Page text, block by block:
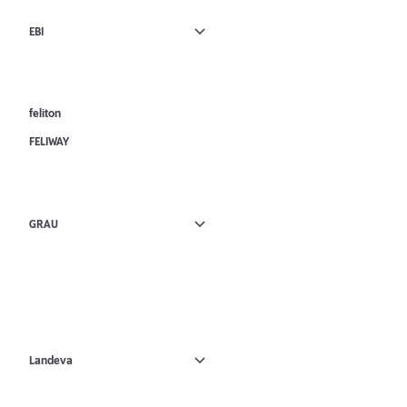
EBI
feliton
FELIWAY
GRAU
Landeva